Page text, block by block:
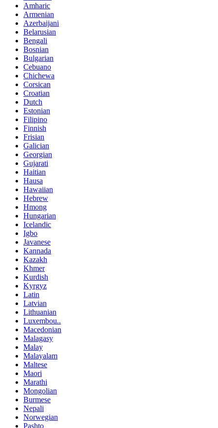
Amharic
Armenian
Azerbaijani
Belarusian
Bengali
Bosnian
Bulgarian
Cebuano
Chichewa
Corsican
Croatian
Dutch
Estonian
Filipino
Finnish
Frisian
Galician
Georgian
Gujarati
Haitian
Hausa
Hawaiian
Hebrew
Hmong
Hungarian
Icelandic
Igbo
Javanese
Kannada
Kazakh
Khmer
Kurdish
Kyrgyz
Latin
Latvian
Lithuanian
Luxembou..
Macedonian
Malagasy
Malay
Malayalam
Maltese
Maori
Marathi
Mongolian
Burmese
Nepali
Norwegian
Pashto